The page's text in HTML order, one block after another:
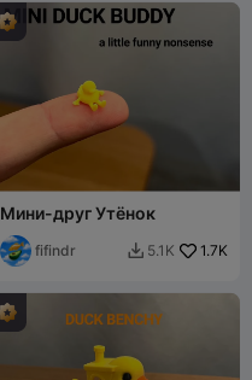
Мини-друг Утёнок
fifindr  5.1K 1.7K